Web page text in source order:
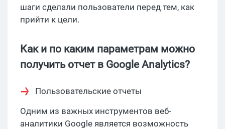
шаги сделали пользователи перед тем, как
прийти к цели.
Как и по каким параметрам можно
получить отчет в Google Analytics?
Пользовательские отчеты
Одним из важных инструментов веб-
аналитики Google является возможность